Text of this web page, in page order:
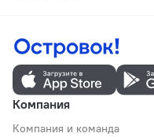
Компания
Компания и команда